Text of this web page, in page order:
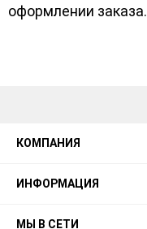
оформлении заказа.
КОМПАНИЯ
ИНФОРМАЦИЯ
МЫ В СЕТИ